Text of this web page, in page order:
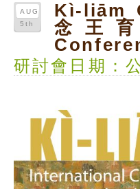
AUG
5th
Kì-liām
念王
研討會日期：